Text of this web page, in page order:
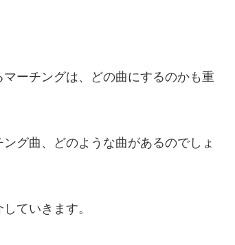
ーチングは、どの曲にするのかも重
グ曲、どのような曲があるのでしょ
ていきます。